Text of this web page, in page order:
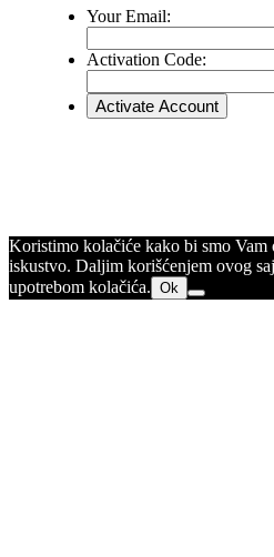
Your Email:
Activation Code:
Koristimo kolačiće kako bi smo
iskustvo. Daljim korišćenjem ovog
upotrebom kolačića. Ok